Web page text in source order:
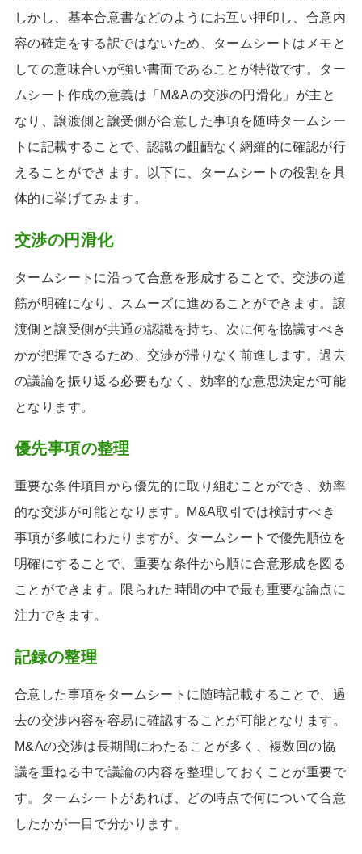
しかし、基本合意書などのようにお互い押印し、合意内
容の確定をする訳ではないため、タームシートはメモと
しての意味合いが強い書面であることが特徴です。ター
ムシート作成の意義は「M&Aの交渉の円滑化」が主と
なり、譲渡側と譲受側が合意した事項を随時タームシー
トに記載することで、認識の齟齬なく網羅的に確認が行
えることができます。以下に、タームシートの役割を具
体的に挙げてみます。
交渉の円滑化
タームシートに沿って合意を形成することで、交渉の道
筋が明確になり、スムーズに進めることができます。譲
渡側と譲受側が共通の認識を持ち、次に何を協議すべき
かが把握できるため、交渉が滞りなく前進します。過去
の議論を振り返る必要もなく、効率的な意思決定が可能
となります。
優先事項の整理
重要な条件項目から優先的に取り組むことができ、効率
的な交渉が可能となります。M&A取引では検討すべき
事項が多岐にわたりますが、タームシートで優先順位を
明確にすることで、重要な条件から順に合意形成を図る
ことができます。限られた時間の中で最も重要な論点に
注力できます。
記録の整理
合意した事項をタームシートに随時記載することで、過
去の交渉内容を容易に確認することが可能となります。
M&Aの交渉は長期間にわたることが多く、複数回の協
議を重ねる中で議論の内容を整理しておくことが重要で
す。タームシートがあれば、どの時点で何について合意
したかが一目で分かります。